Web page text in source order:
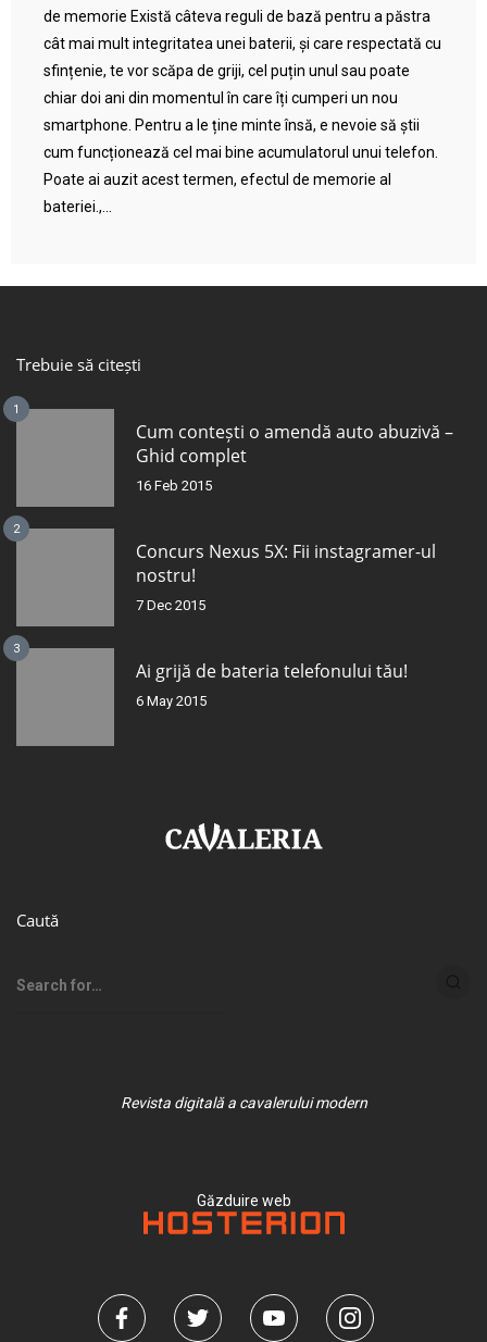
de memorie Există câteva reguli de bază pentru a păstra
cât mai mult integritatea unei baterii, și care respectată cu
sfințenie, te vor scăpa de griji, cel puțin unul sau poate
chiar doi ani din momentul în care îți cumperi un nou
smartphone. Pentru a le ține minte însă, e nevoie să știi
cum funcționează cel mai bine acumulatorul unui telefon.
Poate ai auzit acest termen, efectul de memorie al
bateriei.,...
Trebuie să citești
1
Cum contești o amendă auto abuzivă –
Ghid complet
16 Feb 2015
2
Concurs Nexus 5X: Fii instagramer-ul
nostru!
7 Dec 2015
3
Ai grijă de bateria telefonului tău!
6 May 2015
Caută
Revista digitală a cavalerului modern
Găzduire web